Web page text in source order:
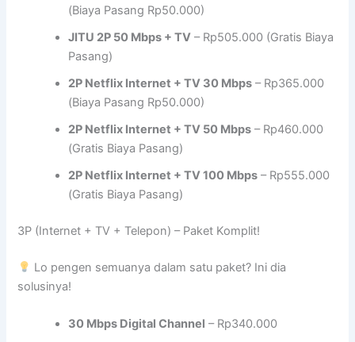
(Biaya Pasang Rp50.000)
JITU 2P 50 Mbps + TV – Rp505.000 (Gratis Biaya
Pasang)
2P Netflix Internet + TV 30 Mbps – Rp365.000
(Biaya Pasang Rp50.000)
2P Netflix Internet + TV 50 Mbps – Rp460.000
(Gratis Biaya Pasang)
2P Netflix Internet + TV 100 Mbps – Rp555.000
(Gratis Biaya Pasang)
3P (Internet + TV + Telepon) – Paket Komplit!
Lo pengen semuanya dalam satu paket? Ini dia
solusinya!
30 Mbps Digital Channel – Rp340.000